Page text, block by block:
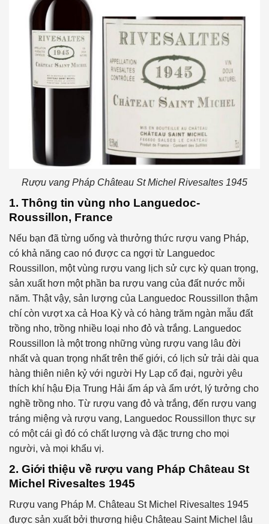
Rượu vang Pháp Château St Michel Rivesaltes 1945
1. Thông tin vùng nho Languedoc-
Roussillon, France
Nếu bạn đã từng uống và thưởng thức rượu vang Pháp,
có khả năng cao nó được ca ngợi từ Languedoc
Roussillon, một vùng rượu vang lịch sử cực kỳ quan trọng,
sản xuất hơn một phần ba rượu vang của đất nước mỗi
năm. Thật vậy, sản lượng của Languedoc Roussillon thậm
chí còn vượt xa cả Hoa Kỳ và có hàng trăm ngàn mẫu đất
trồng nho, trồng nhiều loại nho đỏ và trắng. Languedoc
Roussillon là một trong những vùng rượu vang lâu đời
nhất và quan trọng nhất trên thế giới, có lịch sử trải dài qua
hàng thiên niên kỷ với người Hy Lạp cổ đại, người yêu
thích khí hậu Địa Trung Hải ấm áp và ẩm ướt, lý tưởng cho
nghề trồng nho. Từ rượu vang đỏ và trắng, đến rượu vang
tráng miệng và rượu vang, Languedoc Roussillon thực sự
có một cái gì đó có chất lượng và đặc trưng cho mọi
người, và mọi khẩu vị.
2. Giới thiệu về rượu vang Pháp Château St
Michel Rivesaltes 1945
Rượu vang Pháp M. Château St Michel Rivesaltes 1945
được sản xuất bởi thương hiệu Château Saint Michel lâu